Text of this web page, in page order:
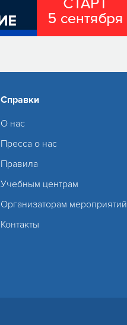
Справки
О нас
Пресса о нас
Правила
Учебным центрам
Организаторам мероприятий
Контакты